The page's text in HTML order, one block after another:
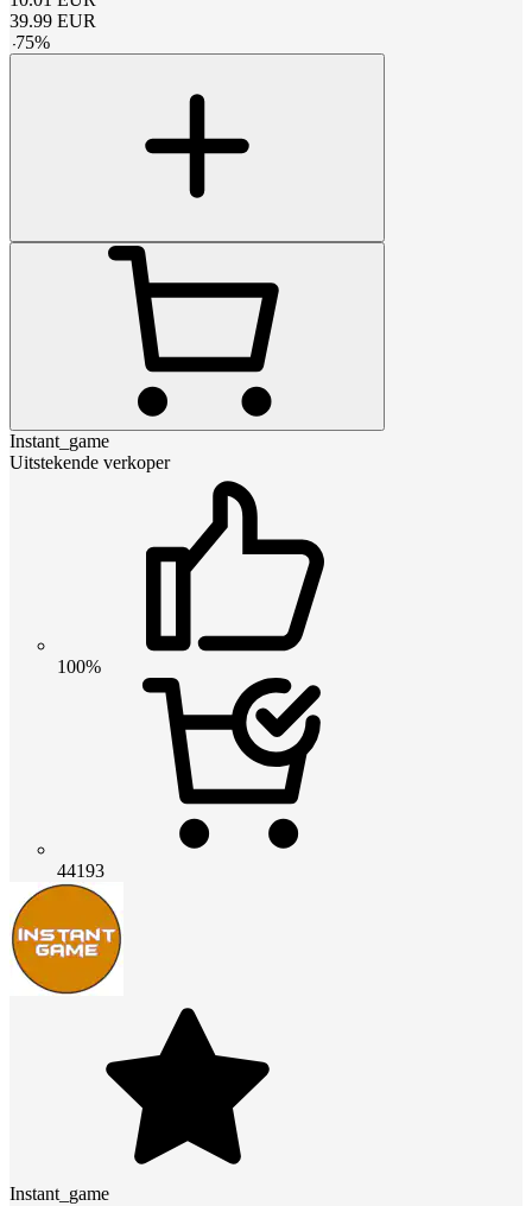
39.99 EUR
-75%
Instant_game
Uitstekende verkoper
100%
44193
Instant_game